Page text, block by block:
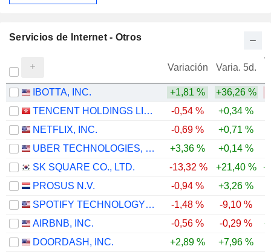
Servicios de Internet - Otros
Variación Varia. 5d.
IBOTTA, INC. +1,81 % +36,26 %
TENCENT HOLDINGS LIMITED
-0,54 % +0,34 %
NETFLIX, INC.
-0,69 % +0,71 %
UBER TECHNOLOGIES, INC.
+3,36 % +0,14 %
SK SQUARE CO., LTD.
-13,32 % +21,40 %
PROSUS N.V.
-0,94 % +3,26 %
SPOTIFY TECHNOLOGY S.A.
-1,48 % -9,10 %
AIRBNB, INC.
-0,56 % -0,29 %
DOORDASH, INC.
+2,89 % +7,96 %